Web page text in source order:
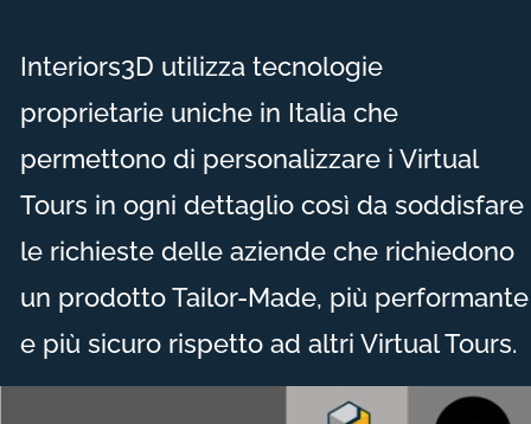
Interiors3D utilizza tecnologie
proprietarie uniche in Italia che
permettono di personalizzare i Virtual
Tours in ogni dettaglio così da soddisfare
le richieste delle aziende che richiedono
un prodotto Tailor-Made, più performante
e più sicuro rispetto ad altri Virtual Tours.